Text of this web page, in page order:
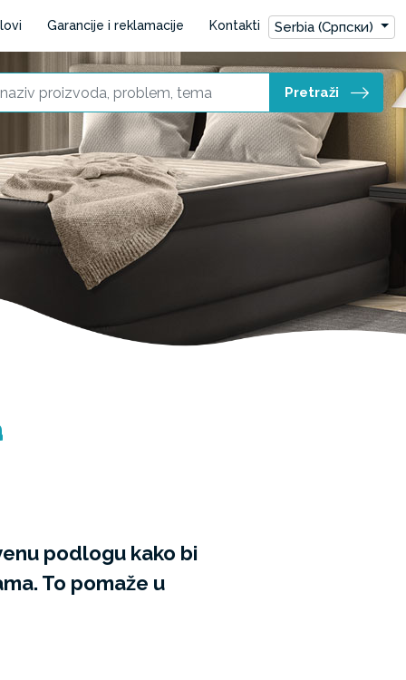
Garancije i reklamacije Kontakti Serbia (Српски)
Pretraži
podlogu kako bi
To pomaže u